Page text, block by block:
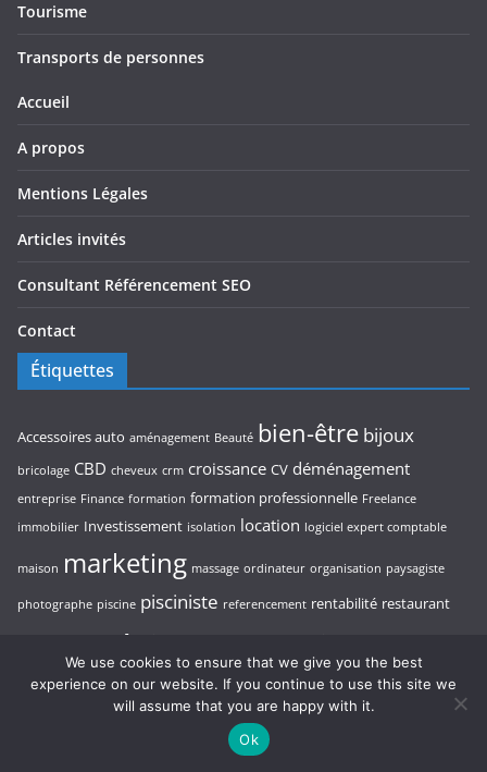
Tourisme
Transports de personnes
Accueil
A propos
Mentions Légales
Articles invités
Consultant Référencement SEO
Contact
Étiquettes
Accessoires auto aménagement Beauté bien-être bijoux
bricolage CBD cheveux crm croissance CV déménagement
entreprise Finance formation formation professionnelle Freelance
immobilier Investissement isolation location logiciel expert comptable
maison marketing massage ordinateur organisation paysagiste
photographe piscine pisciniste referencement rentabilité restaurant
stratégie d’entreprise thérapeute
trésorerie voiture voyage
voyage au Cambodge
We use cookies to ensure that we give you the best
experience on our website. If you continue to use this site we
will assume that you are happy with it.
Ok